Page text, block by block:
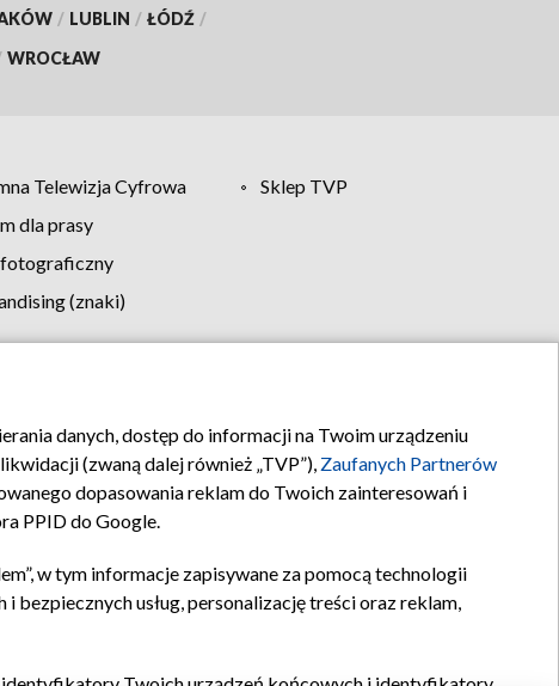
/ LUBLIN / ŁÓDŹ /
WROCŁAW
Telewizja Cyfrowa
Sklep TVP
dla prasy
fotograficzny
(znaki)
Kontakt
danych, dostęp do informacji na Twoim urządzeniu
(zwaną dalej również „TVP”), Zaufanych Partnerów
dopasowania reklam do Twoich zainteresowań i
PPID do Google.
w tym informacje zapisywane za pomocą technologii
usług, personalizację treści oraz reklam,